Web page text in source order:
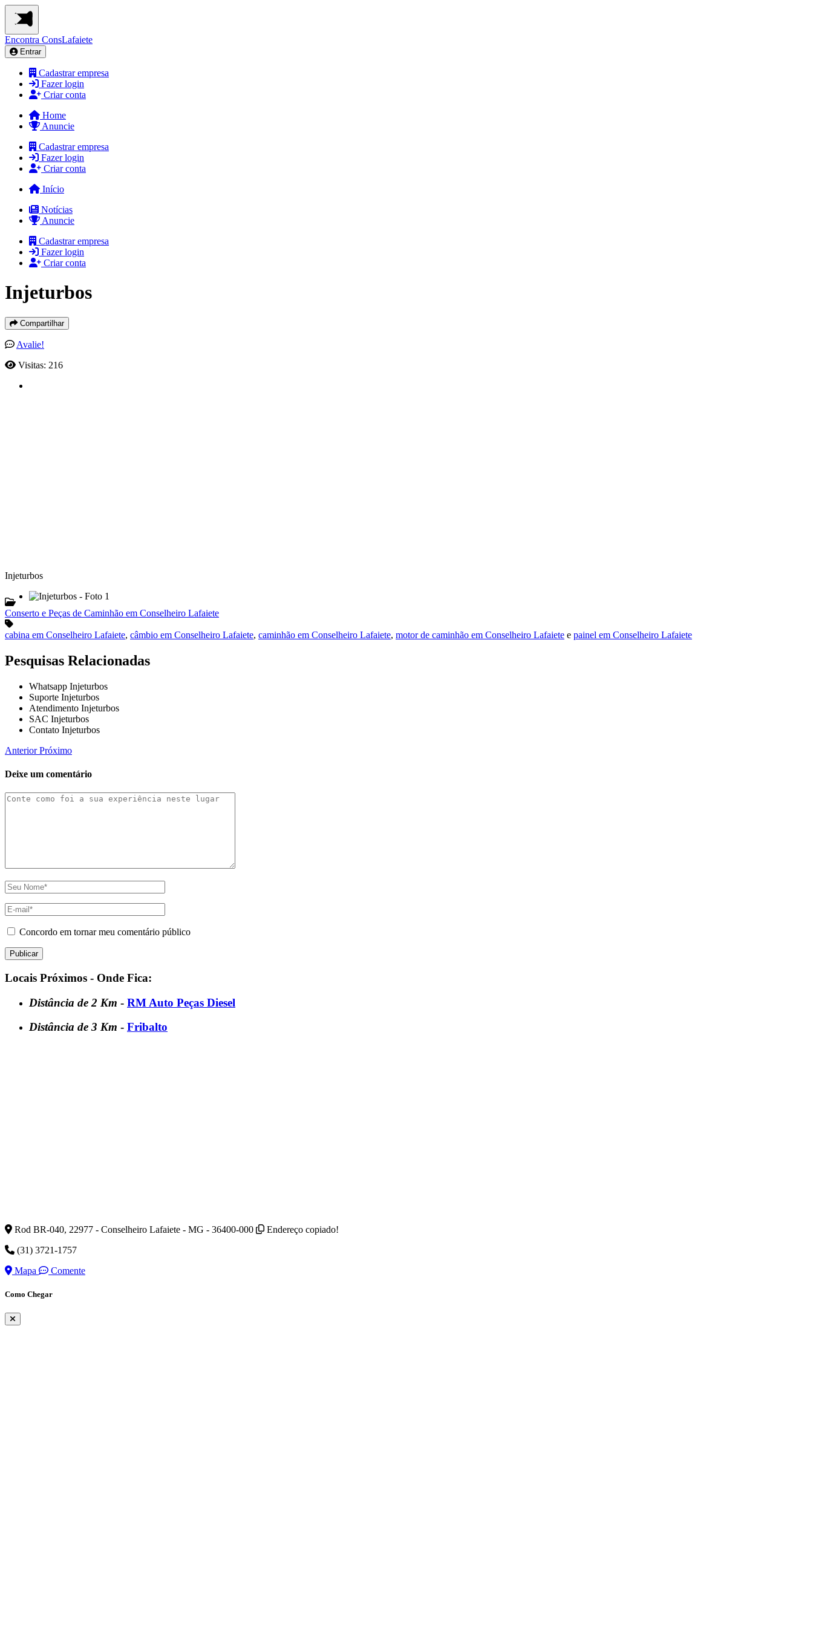
Encontra ConsLafaiete
Entrar
Cadastrar empresa
Fazer login
Criar conta
Home
Anuncie
Cadastrar empresa
Fazer login
Criar conta
Início
Notícias
Anuncie
Cadastrar empresa
Fazer login
Criar conta
Injeturbos
Compartilhar
Avalie!
Visitas: 216
Injeturbos
Conserto e Peças de Caminhão em Conselheiro Lafaiete
cabina em Conselheiro Lafaiete, câmbio em Conselheiro Lafaiete, caminhão em Conselheiro Lafaiete, motor de caminhão em Conselheiro Lafaiete e painel em Conselheiro Lafaiete
Pesquisas Relacionadas
Whatsapp Injeturbos
Suporte Injeturbos
Atendimento Injeturbos
SAC Injeturbos
Contato Injeturbos
AnteriorPróximo
Deixe um comentário
Concordo em tornar meu comentário público
Locais Próximos - Onde Fica:
Distância de 2 Km - RM Auto Peças Diesel
Distância de 3 Km - Fribalto
Rod BR-040, 22977 - Conselheiro Lafaiete - MG - 36400-000
Endereço copiado!
(31) 3721-1757
Mapa
Comente
Como Chegar